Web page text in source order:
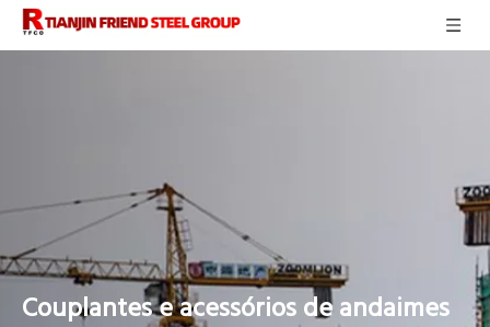
Couplantes e acessórios de andaimes